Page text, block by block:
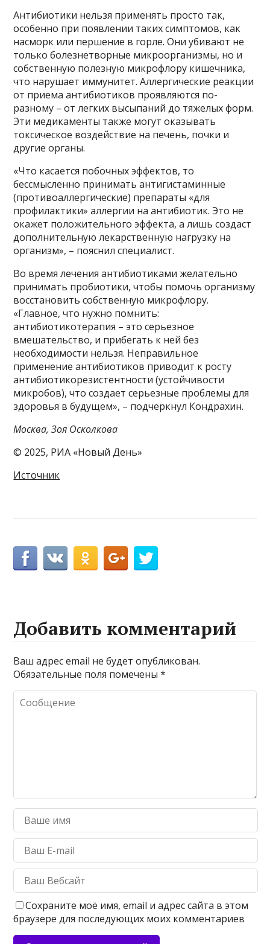
Антибиотики нельзя применять просто так,
особенно при появлении таких симптомов, как
насморк или першение в горле. Они убивают не
только болезнетворные микроорганизмы, но и
собственную полезную микрофлору кишечника,
что нарушает иммунитет. Аллергические реакции
от приема антибиотиков проявляются по-
разному – от легких высыпаний до тяжелых форм.
Эти медикаменты также могут оказывать
токсическое воздействие на печень, почки и
другие органы.
«Что касается побочных эффектов, то
бессмысленно принимать антигистаминные
(противоаллергические) препараты «для
профилактики» аллергии на антибиотик. Это не
окажет положительного эффекта, а лишь создаст
дополнительную лекарственную нагрузку на
организм», – пояснил специалист.
Во время лечения антибиотиками желательно
принимать пробиотики, чтобы помочь организму
восстановить собственную микрофлору.
«Главное, что нужно помнить:
антибиотикотерапия – это серьезное
вмешательство, и прибегать к ней без
необходимости нельзя. Неправильное
применение антибиотиков приводит к росту
антибиотикорезистентности (устойчивости
микробов), что создает серьезные проблемы для
здоровья в будущем», – подчеркнул Кондрахин.
Москва, Зоя Осколкова
© 2025, РИА «Новый День»
Источник
Добавить комментарий
Ваш адрес email не будет опубликован.
Обязательные поля помечены*
Сохраните моё имя, email и адрес сайта в этом
браузере для последующих моих комментариев